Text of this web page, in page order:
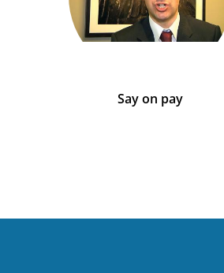
Say on pay